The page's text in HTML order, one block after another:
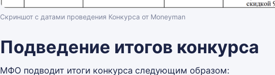
Скриншот с датами проведения Конкурса от Moneyman
Подведение итогов конкурса
МФО подводит итоги конкурса следующим образом: